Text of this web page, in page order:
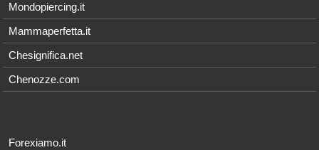
Mondopiercing.it
Mammaperfetta.it
Chesignifica.net
Chenozze.com
Forexiamo.it